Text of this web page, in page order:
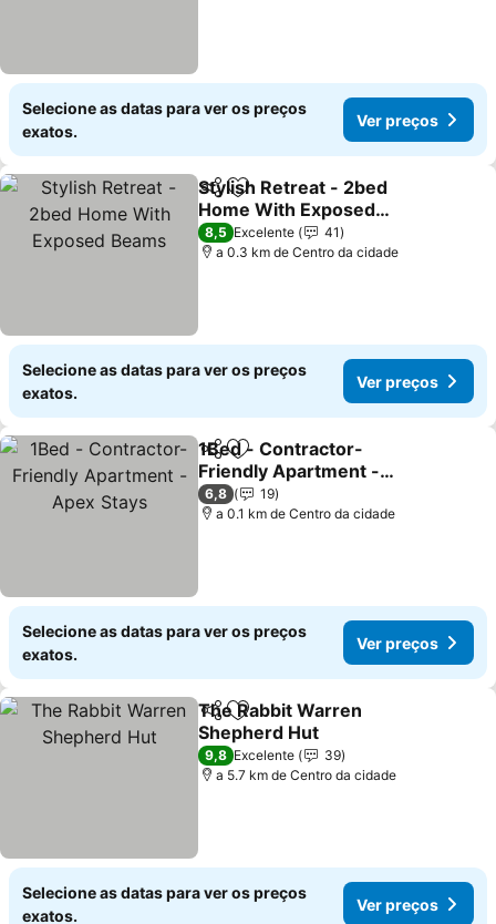
Selecione as datas para ver os preços
exatos.
Ver preços
PartilharAdicionar aos favoritos
Stylish Retreat - 2bed
Home With Exposed
Beams
Ver preços
8,5 Excelente
41
a 0.3 km de Centro da cidade
Selecione as datas para ver os preços
exatos.
Ver preços
PartilharAdicionar aos favoritos
1Bed - Contractor-
Friendly Apartment -
Apex Stays
Ver preços
6,8
19
a 0.1 km de Centro da cidade
Selecione as datas para ver os preços
exatos.
Ver preços
PartilharAdicionar aos favoritos
The Rabbit Warren
Shepherd Hut
Ver preços
9,8 Excelente
39
a 5.7 km de Centro da cidade
Selecione as datas para ver os preços
exatos.
Ver preços